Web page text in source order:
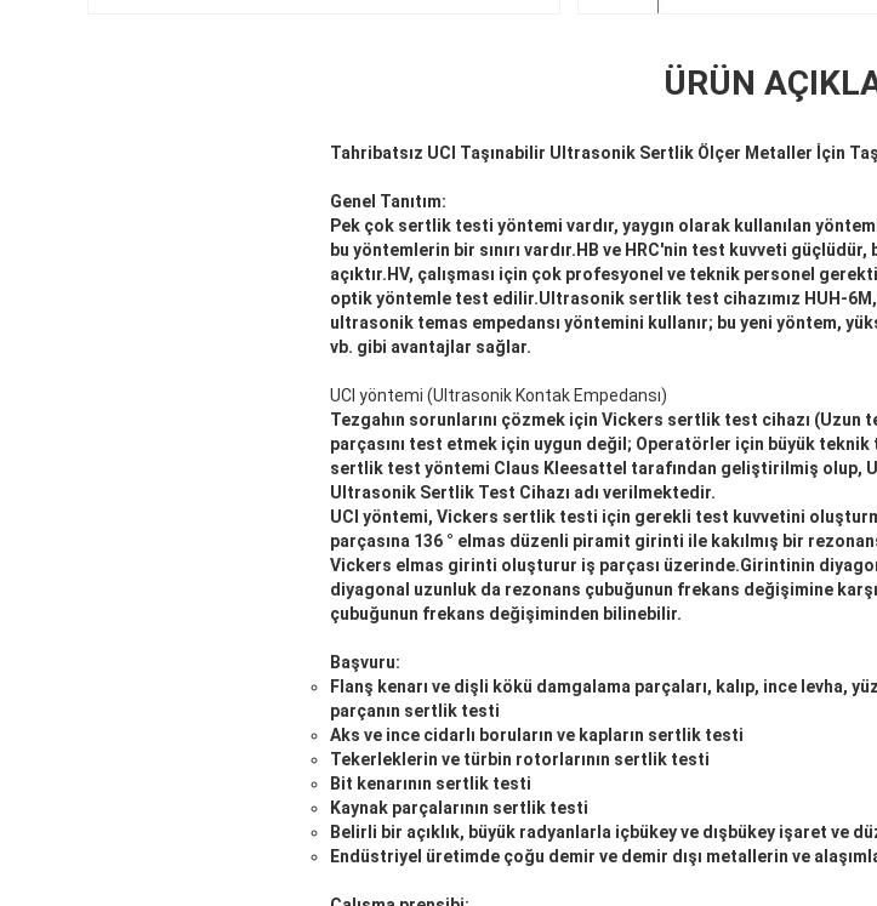
ÜRÜN
Tahribatsız UCI Taşınabilir Ultrasonik Sertlik Ölçer Metaller İçin
Genel Tanıtım:
Pek çok sertlik testi yöntemi vardır, yaygın olarak kullanılan
bu yöntemlerin bir sınırı vardır.HB ve HRC'nin test kuvveti
açıktır.HV, çalışması için çok profesyonel ve teknik personel
optik yöntemle test edilir.Ultrasonik sertlik test cihazımız HUH-
ultrasonik temas empedansı yöntemini kullanır; bu yeni yöntem,
vb. gibi avantajlar sağlar.
UCI yöntemi (Ultrasonik Kontak Empedansı)
Tezgahın sorunlarını çözmek için Vickers sertlik test cihazı (Uzun
parçasını test etmek için uygun değil; Operatörler için büyük
sertlik test yöntemi Claus Kleesattel tarafından geliştirilmiş olup,
Ultrasonik Sertlik Test Cihazı adı verilmektedir.
UCI yöntemi, Vickers sertlik testi için gerekli test kuvvetini
parçasına 136 ° elmas düzenli piramit girinti ile kakılmış bir
Vickers elmas girinti oluşturur iş parçası üzerinde.Girintinin
diyagonal uzunluk da rezonans çubuğunun frekans değişimine
çubuğunun frekans değişiminden bilinebilir.
Başvuru:
Flanş kenarı ve dişli kökü damgalama parçaları, kalıp, ince
parçanın sertlik testi
Aks ve ince cidarlı boruların ve kapların sertlik testi
Tekerleklerin ve türbin rotorlarının sertlik testi
Bit kenarının sertlik testi
Kaynak parçalarının sertlik testi
Belirli bir açıklık, büyük radyanlarla içbükey ve dışbükey işaret ve
Endüstriyel üretimde çoğu demir ve demir dışı metallerin ve